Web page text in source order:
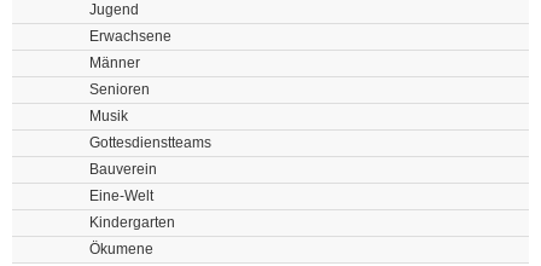
Jugend
Erwachsene
Männer
Senioren
Musik
Gottesdienstteams
Bauverein
Eine-Welt
Kindergarten
Ökumene